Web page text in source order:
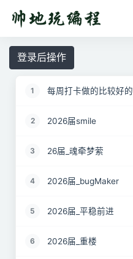
登录后操作
1 每周打卡做的比较好
2 2026届smile
3 26届_魂牵梦萦
4 2026届_bugMaker
5 2026届_平稳前进
6 2026届_重楼